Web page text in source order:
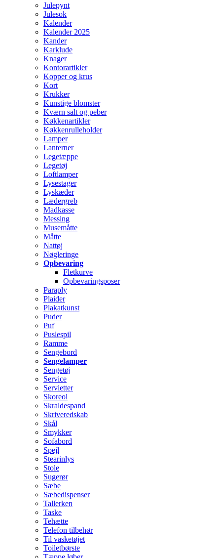
Julepynt
Julesok
Kalender
Kalender 2025
Kander
Karklude
Knager
Kontorartikler
Kopper og krus
Kort
Krukker
Kunstige blomster
Kværn salt og peber
Køkkenartikler
Køkkenrulleholder
Lamper
Lanterner
Legetæppe
Legetøj
Loftlamper
Lysestager
Lyskæder
Lædergreb
Madkasse
Messing
Musemåtte
Måtte
Nattøj
Nøgleringe
Opbevaring
Fletkurve
Opbevaringsposer
Paraply
Plaider
Plakatkunst
Puder
Puf
Puslespil
Ramme
Sengebord
Sengelamper
Sengetøj
Service
Servietter
Skoreol
Skraldespand
Skriveredskab
Skål
Smykker
Sofabord
Spejl
Stearinlys
Stole
Sugerør
Sæbe
Sæbedispenser
Tallerken
Taske
Tehætte
Telefon tilbehør
Til vasketøjet
Toiletbørste